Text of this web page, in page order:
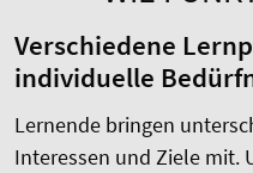
Verschiedene
individuelle
Lernende bringen
Interessen und Ziele mit.